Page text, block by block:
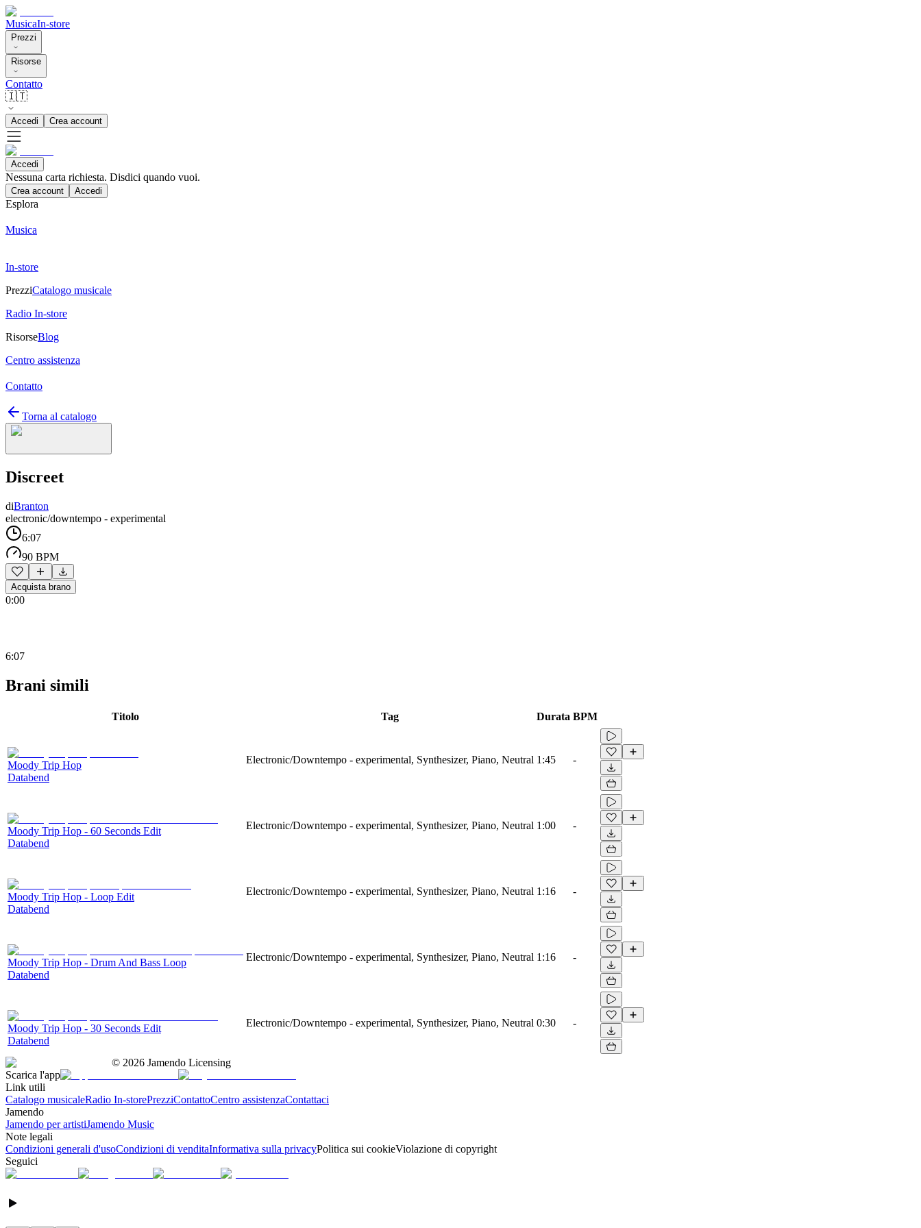
MusicaIn-store
Prezzi
Risorse
Contatto
🇮🇹
Accedi Crea account
Accedi
Nessuna carta richiesta. Disdici quando vuoi.
Crea account Accedi
Esplora
Musica
In-store
PrezziCatalogo musicale
Radio In-store
RisorseBlog
Centro assistenza
Contatto
Torna al catalogo
Discreet
diBranton
electronic/downtempo - experimental
6:07
90 BPM
Acquista brano
0:00
6:07
Brani simili
Titolo Tag Durata BPM
Moody Trip Hop
Databend
Electronic/Downtempo - experimental, Synthesizer, Piano, Neutral 1:45 -
Moody Trip Hop - 60 Seconds Edit
Databend
Electronic/Downtempo - experimental, Synthesizer, Piano, Neutral 1:00 -
Moody Trip Hop - Loop Edit
Databend
Electronic/Downtempo - experimental, Synthesizer, Piano, Neutral 1:16 -
Moody Trip Hop - Drum And Bass Loop
Databend
Electronic/Downtempo - experimental, Synthesizer, Piano, Neutral 1:16 -
Moody Trip Hop - 30 Seconds Edit
Databend
Electronic/Downtempo - experimental, Synthesizer, Piano, Neutral 0:30 -
© 2026 Jamendo Licensing
Scarica l'app
Link utili
Catalogo musicaleRadio In-storePrezziContattoCentro assistenzaContattaci
Jamendo
Jamendo per artistiJamendo Music
Note legali
Condizioni generali d'usoCondizioni di venditaInformativa sulla privacyPolitica sui cookieViolazione di copyright
Seguici